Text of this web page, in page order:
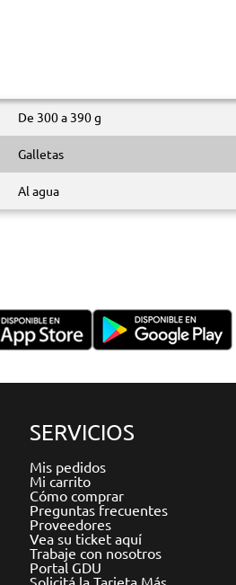
De 300 a 390 g
Galletas
Al agua
SERVICIOS
Mis pedidos
Mi carrito
Cómo comprar
Preguntas frecuentes
Proveedores
Vea su ticket aquí
Trabaje con nosotros
Portal GDU
Solicitá la Tarjeta Más